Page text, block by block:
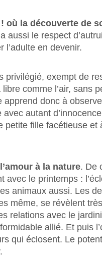
où la découverte de
aussi le respect
l’adulte en devenir.
privilégié, exempt de
comme l’air, sans
donc à
autant
petite fille facétieuse et
à la nature. De
avec le printemps :
animaux aussi. Les
même, se révèlent
relations avec le
allié. Et puis
qui éclosent. Le